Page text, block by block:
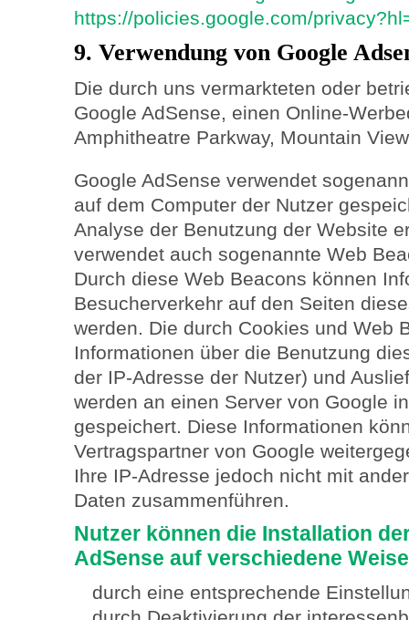
https://policies.google.com/
9. Verwendung von Google
Die durch uns vermarkteten oder
Google AdSense, einen Online-
Amphitheatre Parkway, Mountain
Google AdSense verwendet
auf dem Computer der Nutzer
Analyse der Benutzung der Website
verwendet auch sogenannte Web
Durch diese Web Beacons können
Besucherverkehr auf den Seiten
werden. Die durch Cookies und Web
Informationen über die Benutzung
der IP-Adresse der Nutzer) und
werden an einen Server von Google
gespeichert. Diese Informationen
Vertragspartner von Google
Ihre IP-Adresse jedoch nicht mit
Daten zusammenführen.
Nutzer können die Installation
AdSense auf verschiedene
durch eine entsprechende